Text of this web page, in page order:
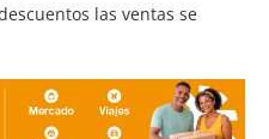
las ventas se